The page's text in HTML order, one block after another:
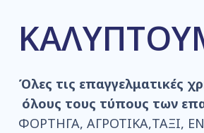
Όλες τις επαγγελματικές
όλους τους τύπους των
ΦΟΡΤΗΓΑ, ΑΓΡΟΤΙΚΑ,ΤΑΞΙ,